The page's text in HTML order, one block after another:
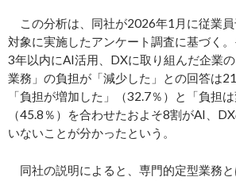
この分析は、同社が2026年1月に従業
対象に実施したアンケート調査に基づく
3年以内にAI活用、DXに取り組んだ企業
業務」の負担が「減少した」との回答は
「負担が増加した」（32.7％）と「負担は
（45.8％）を合わせたおよそ8割がAI、
いないことが分かったという。
同社の説明によると、専門的定型業務